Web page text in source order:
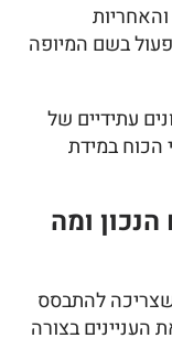
בשם המיופה
עתידיים של
הכוח במידת
ומה
להתבסס
העניינים בצורה